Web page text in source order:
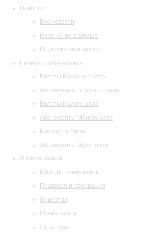
Новости
Все новости
Изменения в афише
Подписка на новости
Билеты и абонементы
Билеты Большого зала
Абонементы Большого зала
Билеты Малого зала
Абонементы Малого зала
Как купить билет
Абонементы Музитория
О филармонии
Маэстро Темирканов
Правовая информация
Оркестры
Планы залов
Структура